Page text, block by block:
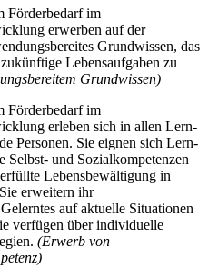
Förderbedarf im
erwerben auf der
Grundwissen, das
Lebensaufgaben zu
Grundwissen)
Förderbedarf im
erleben sich in allen Lern-
Personen. Sie eignen sich Lern-
Selbst- und Sozialkompetenzen
Lebensbewältigung in
erweitern ihr
auf aktuelle Situationen
verfügen über individuelle
(Erwerb von